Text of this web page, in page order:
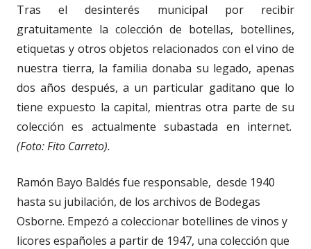
Tras el desinterés municipal por recibir
gratuitamente la colección de botellas, botellines,
etiquetas y otros objetos relacionados con el vino de
nuestra tierra, la familia donaba su legado, apenas
dos años después, a un particular gaditano que lo
tiene expuesto la capital, mientras otra parte de su
colección es actualmente subastada en internet.
(Foto: Fito Carreto).
Ramón Bayo Baldés fue responsable, desde 1940
hasta su jubilación, de los archivos de Bodegas
Osborne. Empezó a coleccionar botellines de vinos y
licores españoles a partir de 1947, una colección que